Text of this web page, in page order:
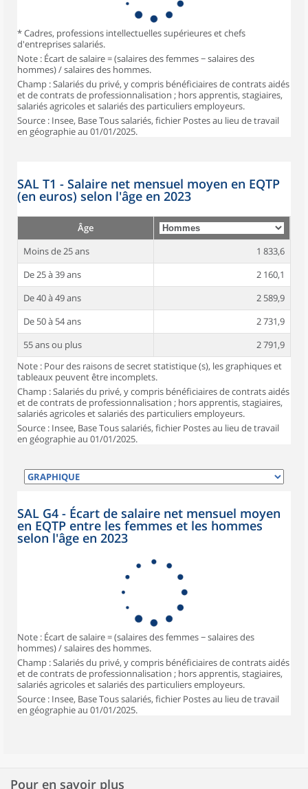
* Cadres, professions intellectuelles supérieures et chefs
d'entreprises salariés.
Note : Écart de salaire = (salaires des femmes − salaires des
hommes) / salaires des hommes.
Champ : Salariés du privé, y compris bénéficiaires de contrats aidés
et de contrats de professionnalisation ; hors apprentis, stagiaires,
salariés agricoles et salariés des particuliers employeurs.
Source : Insee, Base Tous salariés, fichier Postes au lieu de travail
en géographie au 01/01/2025.
SAL T1 - Salaire net mensuel moyen en EQTP
(en euros) selon l'âge en 2023
Âge
Moins de 25 ans
1 833,6
De 25 à 39 ans
2 160,1
De 40 à 49 ans
2 589,9
De 50 à 54 ans
2 731,9
55 ans ou plus
2 791,9
Note : Pour des raisons de secret statistique (s), les graphiques et
tableaux peuvent être incomplets.
Champ : Salariés du privé, y compris bénéficiaires de contrats aidés
et de contrats de professionnalisation ; hors apprentis, stagiaires,
salariés agricoles et salariés des particuliers employeurs.
Source : Insee, Base Tous salariés, fichier Postes au lieu de travail
en géographie au 01/01/2025.
SAL G4 - Écart de salaire net mensuel moyen
en EQTP entre les femmes et les hommes
selon l'âge en 2023
Note : Écart de salaire = (salaires des femmes − salaires des
hommes) / salaires des hommes.
Champ : Salariés du privé, y compris bénéficiaires de contrats aidés
et de contrats de professionnalisation ; hors apprentis, stagiaires,
salariés agricoles et salariés des particuliers employeurs.
Source : Insee, Base Tous salariés, fichier Postes au lieu de travail
en géographie au 01/01/2025.
Pour en savoir plus